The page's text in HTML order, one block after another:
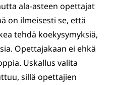
ala-asteen opettajat
on ilmeisesti se, että
tehdä koekysymyksiä,
Opettajakaan ei ehkä
Uskallus valita
sillä opettajien